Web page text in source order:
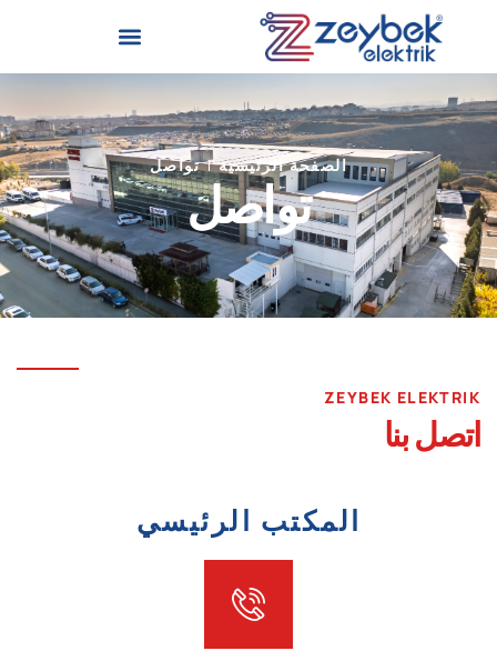
الصفحة الرئيسية تواصل
تواصل
ZEYBEK ELEKTRIK
اتصل بنا
المكتب الرئيسي